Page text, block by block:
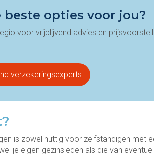
opties voor jou?
voor vrijblijvend advies en
verzekeringsexperts
is zowel nuttig voor zelfstandigen met
je eigen gezinsleden als die van